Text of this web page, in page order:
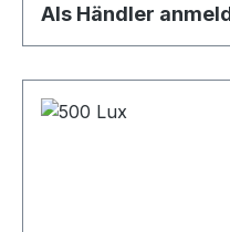
Als Händler